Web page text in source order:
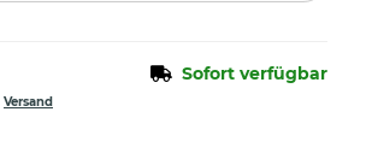
Sofort verfügbar
Versand